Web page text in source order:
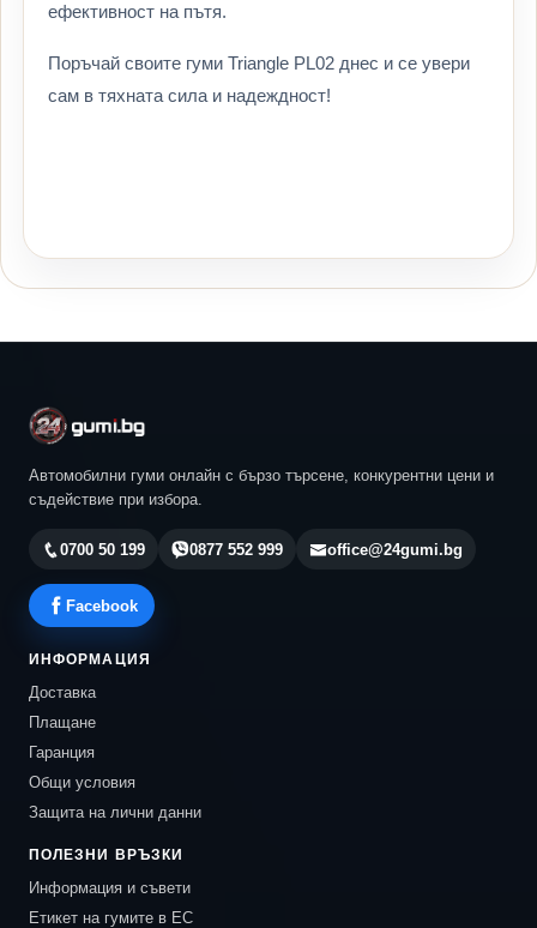
ефективност на пътя.
Поръчай своите гуми Triangle PL02 днес и се увери
сам в тяхната сила и надеждност!
Автомобилни гуми онлайн с бързо търсене, конкурентни цени и
съдействие при избора.
0700 50 199 0877 552 999 office@24gumi.bg
Facebook
ИНФОРМАЦИЯ
Доставка
Плащане
Гаранция
Общи условия
Защита на лични данни
ПОЛЕЗНИ ВРЪЗКИ
Информация и съвети
Етикет на гумите в ЕС